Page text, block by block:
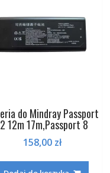
do Mindray Passport
12m 17m,Passport 8
158,00 zł